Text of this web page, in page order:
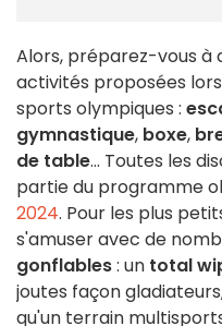
Alors, préparez-vous à
activités proposées
sports olympiques :
gymnastique, boxe,
de table... Toutes les
partie du programme
2024. Pour les plus
s'amuser avec de
gonflables: un total
joutes façon
qu'un terrain